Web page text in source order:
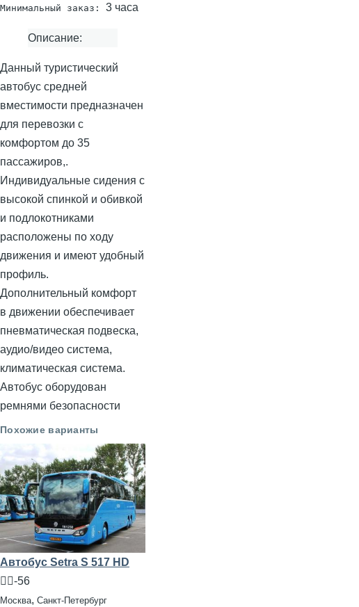
Минимальный заказ: 3 часа
Описание:
Данный туристический
автобус средней
вместимости предназначен
для перевозки с
комфортом до 35
пассажиров,.
Индивидуальные сидения с
высокой спинкой и обивкой
и подлокотниками
расположены по ходу
движения и имеют удобный
профиль.
Дополнительный комфорт
в движении обеспечивает
пневматическая подвеска,
аудио/видео система,
климатическая система.
Автобус оборудован
ремнями безопасности
Похожие варианты
Автобус Setra S 517 HD
🧍‍♂️-56
Москва, Санкт-Петербург